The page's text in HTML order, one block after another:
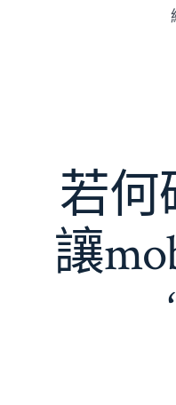
若何
讓